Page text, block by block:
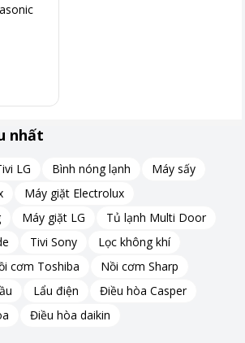
chất minh hoạ.
giúp bạn thưởng thức nước mát
cần mở cửa tủ. Nhờ đó, hơi lạnh bên
hơn, hạn chế thất thoát nhiệt và góp
hiệu quả, đặc biệt phù hợp với gia đình
nước lạnh thường xuyên.
nhất
LG Bình nóng lạnh
Máy sấy
Máy giặt Electrolux
Máy giặt LG
Tủ lạnh Multi Door
Tivi Sony
Lọc không khí
cơm Toshiba
Nồi cơm Sharp
Lẩu điện
Điều hòa Casper
Điều hòa daikin